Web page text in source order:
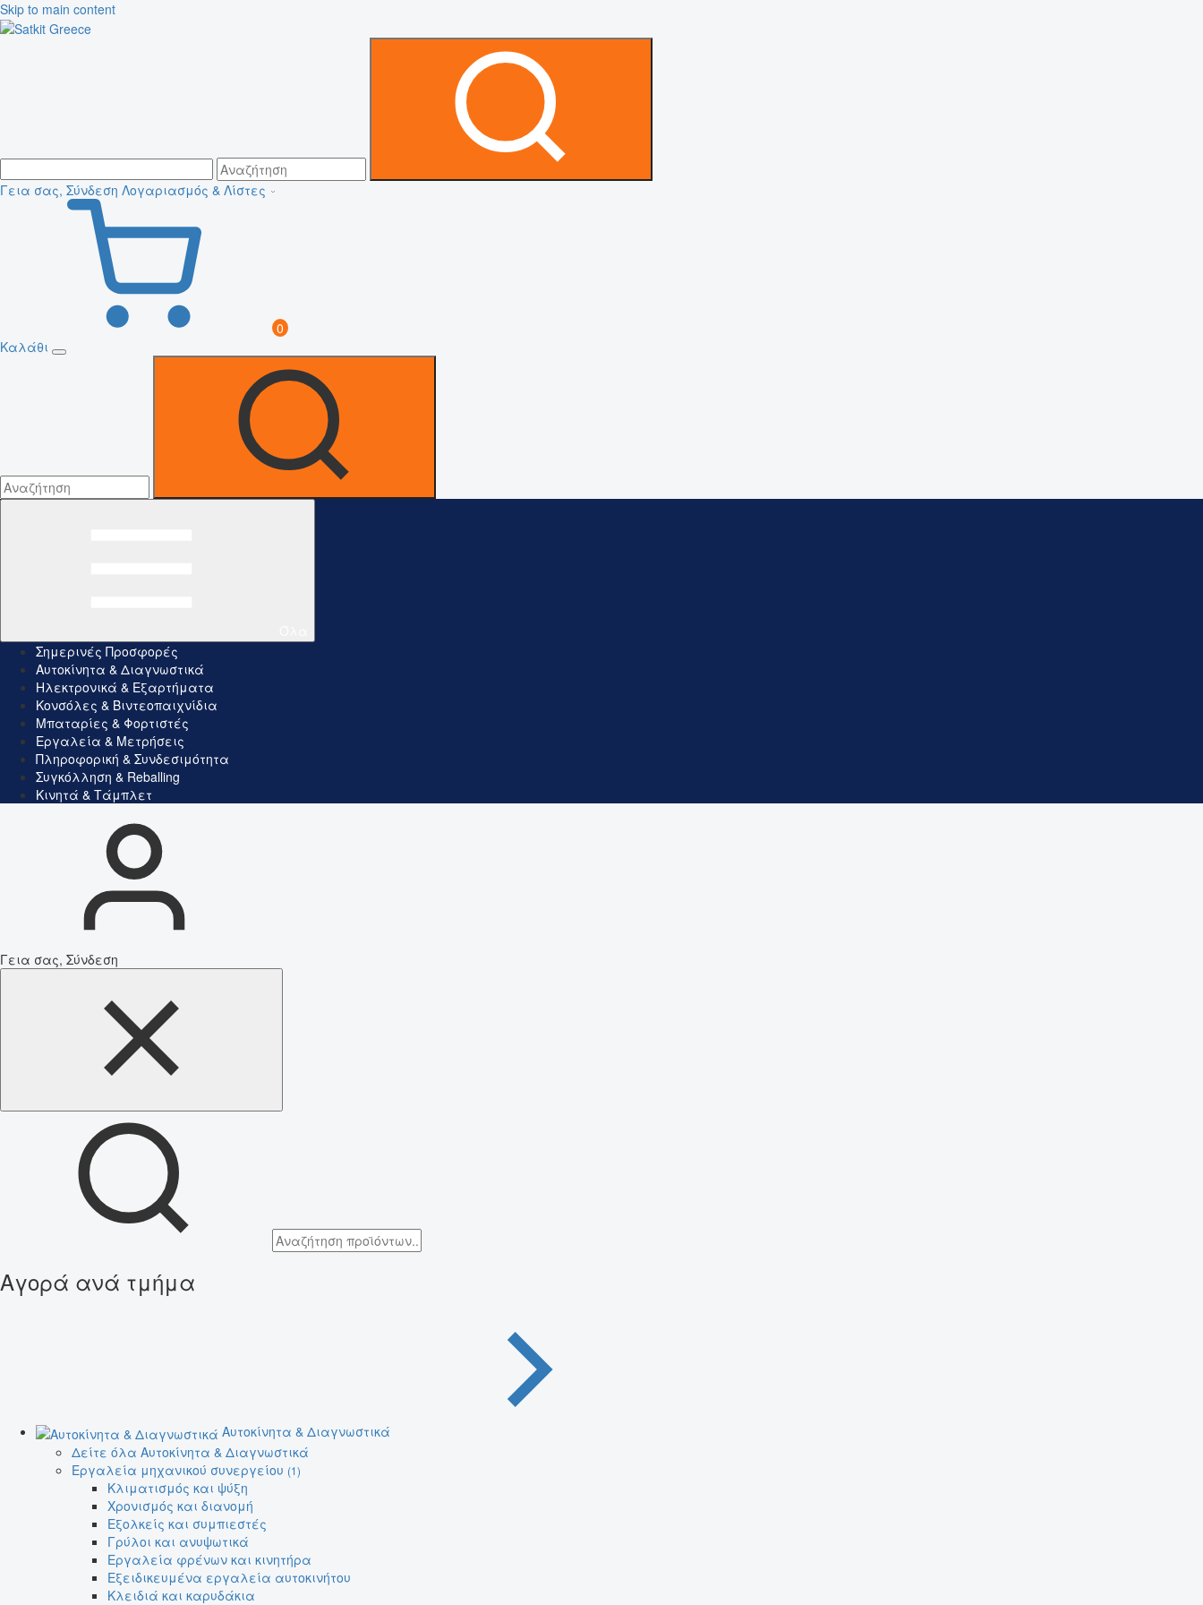
Skip to main content
Γεια σας, Σύνδεση Λογαριασμός & Λίστες
0
Καλάθι
Σημερινές Προσφορές
Αυτοκίνητα & Διαγνωστικά
Ηλεκτρονικά & Εξαρτήματα
Κονσόλες & Βιντεοπαιχνίδια
Μπαταρίες & Φορτιστές
Εργαλεία & Μετρήσεις
Πληροφορική & Συνδεσιμότητα
Συγκόλληση & Reballing
Κινητά & Τάμπλετ
Γεια σας, Σύνδεση
Αγορά ανά τμήμα
Αυτοκίνητα & Διαγνωστικά
Δείτε όλα Αυτοκίνητα & Διαγνωστικά
Εργαλεία μηχανικού συνεργείου (1)
Κλιματισμός και ψύξη
Χρονισμός και διανομή
Εξολκείς και συμπιεστές
Γρύλοι και ανυψωτικά
Εργαλεία φρένων και κινητήρα
Εξειδικευμένα εργαλεία αυτοκινήτου
Κλειδιά και καρυδάκια